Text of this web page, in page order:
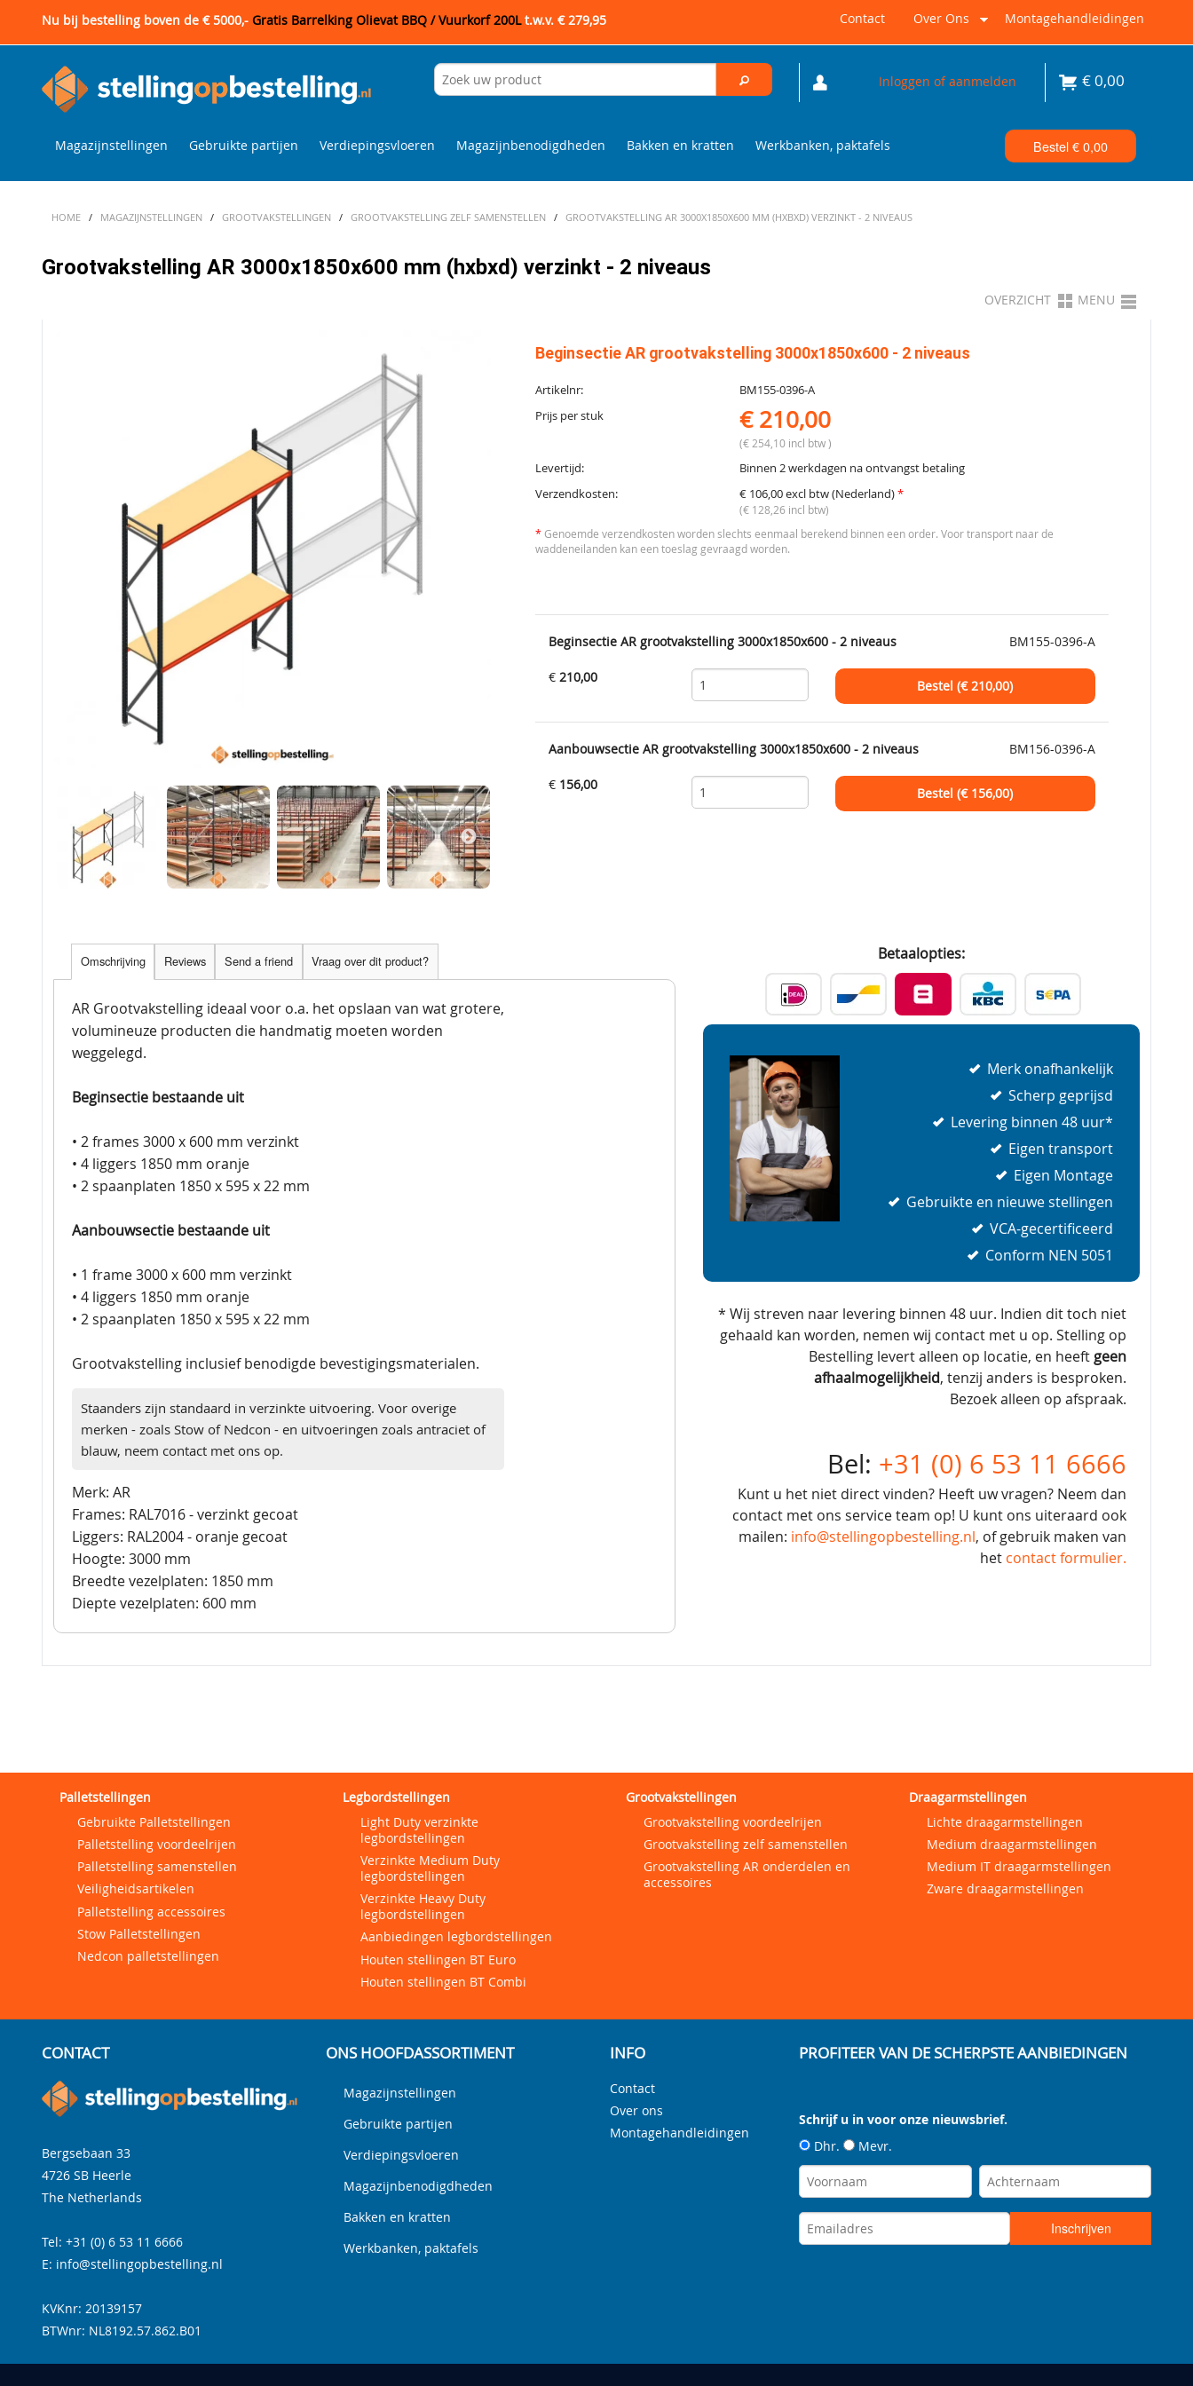
Nu bij bestelling boven de € 5000,- Gratis Barrelking Olievat BBQ / Vuurkorf 200Lt.w.v. € 279,95 Contact Over Ons Montagehandleidingen
Inloggen of aanmelden €0,00
Magazijnstellingen Gebruikte partijen Verdiepingsvloeren Magazijnbenodigdheden Bakken en kratten Werkbanken, paktafels Bestel €0,00
HOME / MAGAZIJNSTELLINGEN / GROOTVAKSTELLINGEN / GROOTVAKSTELLING ZELF SAMENSTELLEN / GROOTVAKSTELLING AR 3000X1850X600 MM (HXBXD) VERZINKT - 2 NIVEAUS
Grootvakstelling AR 3000x1850x600 mm (hxbxd) verzinkt - 2 niveaus
OVERZICHT MENU
Beginsectie AR grootvakstelling 3000x1850x600 - 2 niveaus
Artikelnr:
BM155-0396-A
Prijs per stuk
€ 210,00
(€ 254,10 incl btw )
Levertijd:
Binnen 2 werkdagen na ontvangst betaling
Verzendkosten:
€ 106,00 excl btw (Nederland)*
(€ 128,26 incl btw)
* Genoemde verzendkosten worden slechts eenmaal berekend binnen een order. Voor transport naar de
waddeneilanden kan een toeslag gevraagd worden.
Beginsectie AR grootvakstelling 3000x1850x600 - 2 niveaus BM155-0396-A
€ 210,00
Bestel (€210,00)
Aanbouwsectie AR grootvakstelling 3000x1850x600 - 2 niveaus BM156-0396-A
€ 156,00
Bestel (€ 156,00)
Betaalopties:
Merk onafhankelijk
Scherp geprijsd
Levering binnen 48 uur*
Eigen transport
Eigen Montage
Gebruikte en nieuwe stellingen
VCA-gecertificeerd
Conform NEN 5051
* Wij streven naar levering binnen 48 uur. Indien dit toch niet
gehaald kan worden, nemen wij contact met u op. Stelling op
Bestelling levert alleen op locatie, en heeft geen
afhaalmogelijkheid, tenzij anders is besproken.
Bezoek alleen op afspraak.
Bel: +31 (0) 6 53 11 6666
Kunt u het niet direct vinden? Heeft uw vragen? Neem dan
contact met ons service team op! U kunt ons uiteraard ook
mailen: info@stellingopbestelling.nl, of gebruik maken van
het contact formulier.
Omschrijving Reviews Send a friend Vraag over dit product?
AR Grootvakstelling ideaal voor o.a. het opslaan van wat grotere,
volumineuze producten die handmatig moeten worden
weggelegd.
Beginsectie bestaande uit
• 2 frames 3000 x 600 mm verzinkt
• 4 liggers 1850 mm oranje
• 2 spaanplaten 1850 x 595 x 22 mm
Aanbouwsectie bestaande uit
• 1 frame 3000 x 600 mm verzinkt
• 4 liggers 1850 mm oranje
• 2 spaanplaten 1850 x 595 x 22 mm
Grootvakstelling inclusief benodigde bevestigingsmaterialen.
Staanders zijn standaard in verzinkte uitvoering. Voor overige
merken - zoals Stow of Nedcon - en uitvoeringen zoals antraciet of
blauw, neem contact met ons op.
Merk: AR
Frames: RAL7016 - verzinkt gecoat
Liggers: RAL2004 - oranje gecoat
Hoogte: 3000 mm
Breedte vezelplaten: 1850 mm
Diepte vezelplaten: 600 mm
Palletstellingen
Gebruikte Palletstellingen
Palletstelling voordeelrijen
Palletstelling samenstellen
Veiligheidsartikelen
Palletstelling accessoires
Stow Palletstellingen
Nedcon palletstellingen
Legbordstellingen
Light Duty verzinkte
legbordstellingen
Verzinkte Medium Duty
legbordstellingen
Verzinkte Heavy Duty
legbordstellingen
Aanbiedingen legbordstellingen
Houten stellingen BT Euro
Houten stellingen BT Combi
Grootvakstellingen
Grootvakstelling voordeelrijen
Grootvakstelling zelf samenstellen
Grootvakstelling AR onderdelen en
accessoires
Draagarmstellingen
Lichte draagarmstellingen
Medium draagarmstellingen
Medium IT draagarmstellingen
Zware draagarmstellingen
CONTACT
Bergsebaan 33
4726 SB Heerle
The Netherlands
Tel: +31 (0) 6 53 11 6666
E: info@stellingopbestelling.nl
KVKnr: 20139157
BTWnr: NL8192.57.862.B01
ONS HOOFDASSORTIMENT
Magazijnstellingen
Gebruikte partijen
Verdiepingsvloeren
Magazijnbenodigdheden
Bakken en kratten
Werkbanken, paktafels
INFO
Contact
Over ons
Montagehandleidingen
PROFITEER VAN DE SCHERPSTE AANBIEDINGEN
Schrijf u in voor onze nieuwsbrief.
Dhr.
Mevr.